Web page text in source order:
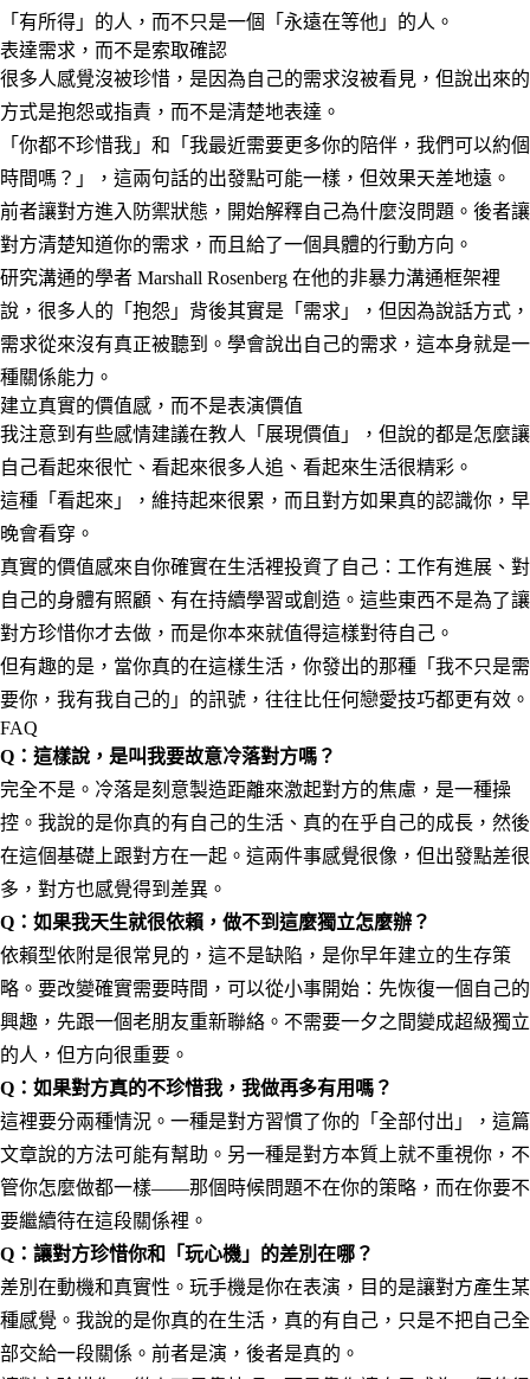
「有所得」的人，而不只是一個「永遠在等他」的人。
表達需求，而不是索取確認
很多人感覺沒被珍惜，是因為自己的需求沒被看見，但說出來的
方式是抱怨或指責，而不是清楚地表達。
「你都不珍惜我」和「我最近需要更多你的陪伴，我們可以約個
時間嗎？」，這兩句話的出發點可能一樣，但效果天差地遠。
前者讓對方進入防禦狀態，開始解釋自己為什麼沒問題。後者讓
對方清楚知道你的需求，而且給了一個具體的行動方向。
研究溝通的學者 Marshall Rosenberg 在他的非暴力溝通框架裡
說，很多人的「抱怨」背後其實是「需求」，但因為說話方式，
需求從來沒有真正被聽到。學會說出自己的需求，這本身就是一
種關係能力。
建立真實的價值感，而不是表演價值
我注意到有些感情建議在教人「展現價值」，但說的都是怎麼讓
自己看起來很忙、看起來很多人追、看起來生活很精彩。
這種「看起來」，維持起來很累，而且對方如果真的認識你，早
晚會看穿。
真實的價值感來自你確實在生活裡投資了自己：工作有進展、對
自己的身體有照顧、有在持續學習或創造。這些東西不是為了讓
對方珍惜你才去做，而是你本來就值得這樣對待自己。
但有趣的是，當你真的在這樣生活，你發出的那種「我不只是需
要你，我有我自己的」的訊號，往往比任何戀愛技巧都更有效。
FAQ
Q：這樣說，是叫我要故意冷落對方嗎？
完全不是。冷落是刻意製造距離來激起對方的焦慮，是一種操
控。我說的是你真的有自己的生活、真的在乎自己的成長，然後
在這個基礎上跟對方在一起。這兩件事感覺很像，但出發點差很
多，對方也感覺得到差異。
Q：如果我天生就很依賴，做不到這麼獨立怎麼辦？
依賴型依附是很常見的，這不是缺陷，是你早年建立的生存策
略。要改變確實需要時間，可以從小事開始：先恢復一個自己的
興趣，先跟一個老朋友重新聯絡。不需要一夕之間變成超級獨立
的人，但方向很重要。
Q：如果對方真的不珍惜我，我做再多有用嗎？
這裡要分兩種情況。一種是對方習慣了你的「全部付出」，這篇
文章說的方法可能有幫助。另一種是對方本質上就不重視你，不
管你怎麼做都一樣——那個時候問題不在你的策略，而在你要不
要繼續待在這段關係裡。
Q：讓對方珍惜你和「玩心機」的差別在哪？
差別在動機和真實性。玩手機是你在表演，目的是讓對方產生某
種感覺。我說的是你真的在生活，真的有自己，只是不把自己全
部交給一段關係。前者是演，後者是真的。